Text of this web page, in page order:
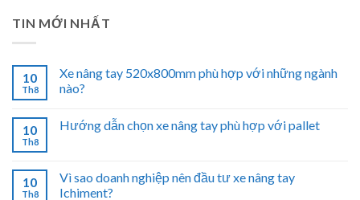
TIN MỚI NHẤT
10
Th8
Xe nâng tay 520x800mm phù hợp với những ngành
nào?
10
Th8
Hướng dẫn chọn xe nâng tay phù hợp với pallet
10
Th8
Vì sao doanh nghiệp nên đầu tư xe nâng tay
Ichiment?